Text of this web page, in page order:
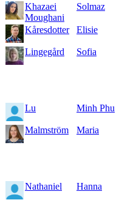
Khazaei
Moughani
Solmaz
Kåresdotter Elisie
Lingegård Sofia
Lu
Minh Phu
Malmström Maria
Nathaniel
Hanna